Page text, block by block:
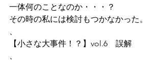
一体何のことなのか・・・？
その時の私には検討もつかなかった。
、
【小さな大事件！？】vol.6　誤解
、